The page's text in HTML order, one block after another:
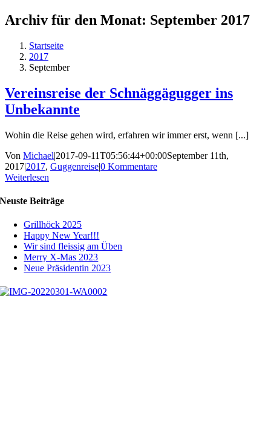
Archiv für den Monat: September 2017
Startseite
2017
September
Vereinsreise der Schnäggägugger ins
Unbekannte
Wohin die Reise gehen wird, erfahren wir immer erst, wenn [...]
Von Michael|2017-09-11T05:56:44+00:00September 11th,
2017|2017, Guggenreise|0 Kommentare
Weiterlesen
Neuste Beiträge
Grillhöck 2025
Happy New Year!!!
Wir sind fleissig am Üben
Merry X-Mas 2023
Neue Präsidentin 2023